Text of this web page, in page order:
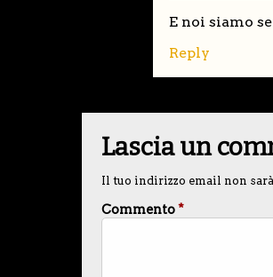
E noi siamo
Reply
Lascia un
Il tuo indirizzo email non
Commento*